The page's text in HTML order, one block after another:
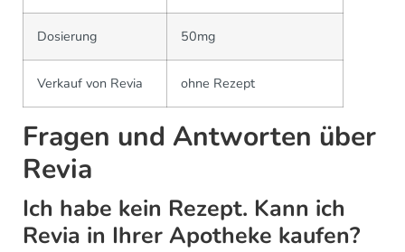
Dosierung 50mg
Verkauf von Revia ohne Rezept
Fragen und Antworten über
Revia
Ich habe kein Rezept. Kann ich
Revia in Ihrer Apotheke kaufen?